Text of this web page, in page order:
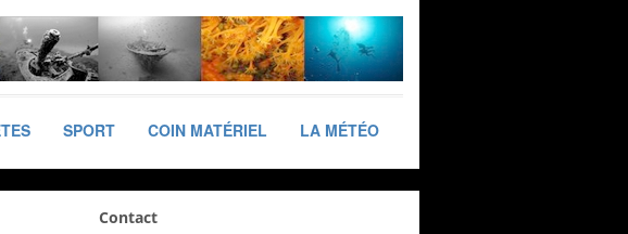
SPORT COIN MATÉRIEL LA MÉTÉO
Contact